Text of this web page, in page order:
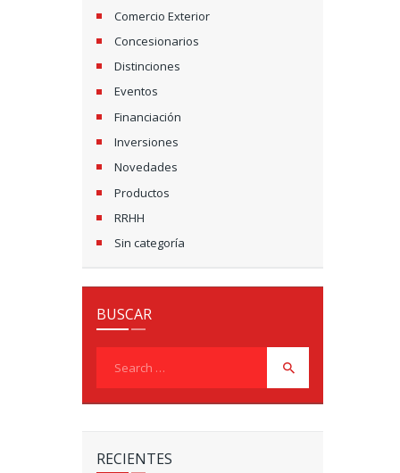
Comercio Exterior
Concesionarios
Distinciones
Eventos
Financiación
Inversiones
Novedades
Productos
RRHH
Sin categoría
BUSCAR
RECIENTES